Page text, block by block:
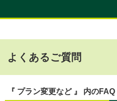
よくあるご質問
『 プラン変更など 』 内のFAQ